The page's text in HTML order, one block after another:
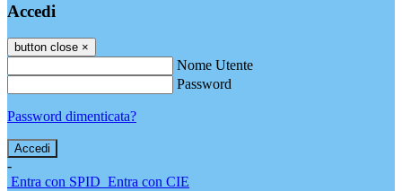
Accedi
button close ×
Nome Utente
Password
Password dimenticata?
-
Entra con SPID Entra con CIE